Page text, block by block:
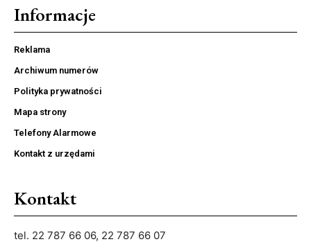
Informacje
Reklama
Archiwum numerów
Polityka prywatności
Mapa strony
Telefony Alarmowe
Kontakt z urzędami
Kontakt
tel. 22 787 66 06, 22 787 66 07